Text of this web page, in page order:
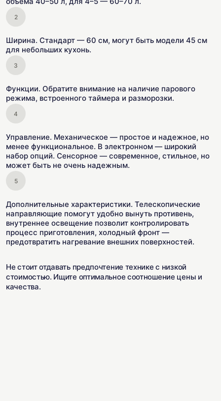
Ширина. Стандарт — 60 см, могут быть модели 45 см
для небольших кухонь.
Функции. Обратите внимание на наличие парового
режима, встроенного таймера и разморозки.
Управление. Механическое — простое и надежное, но
менее функциональное. В электронном — широкий
набор опций. Сенсорное — современное, стильное, но
может быть не очень надежным.
Дополнительные характеристики. Телескопические
направляющие помогут удобно вынуть противень,
внутреннее освещение позволит контролировать
процесс приготовления, холодный фронт —
предотвратить нагревание внешних поверхностей.
Не стоит отдавать предпочтение технике с низкой
стоимостью. Ищите оптимальное соотношение цены и
качества.